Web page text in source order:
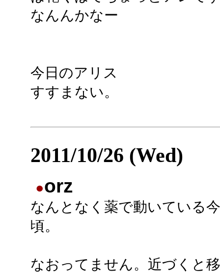
なんんかなー
今日のアリス
すすまない。
2011/10/26 (Wed)
●orz
なんとなく薬で動いている
頃。
なおってません。近づくと